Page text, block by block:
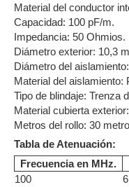
Material del conductor
Capacidad: 100 pF/m.
Impedancia: 50 Ohmios.
Diámetro exterior: 10,3
Diámetro del
Material del aislamiento:
Tipo de blindaje: Trenza
Material cubierta
Metros del rollo: 30
Tabla de Atenuación:
Frecuencia en MHz.
100